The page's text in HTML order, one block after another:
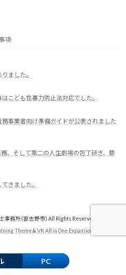
項
ました。
こども性暴力防止法対応でした。
事業者向け準備ガイドが公表されました
、そして第二の人生劇場の包丁研ぎ、膝
きました。
務所(習志野市) All Rights Reserved.
Theme& VK All in One Expansion Unit
PC